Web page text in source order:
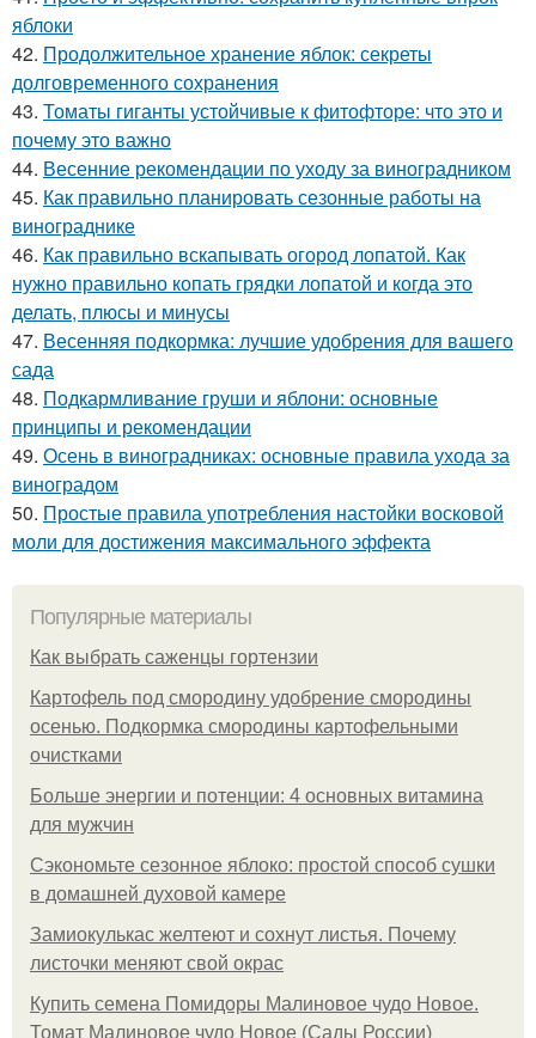
яблоки
42. Продолжительное хранение яблок: секреты
долговременного сохранения
43. Томаты гиганты устойчивые к фитофторе: что это и
почему это важно
44. Весенние рекомендации по уходу за виноградником
45. Как правильно планировать сезонные работы на
винограднике
46. Как правильно вскапывать огород лопатой. Как
нужно правильно копать грядки лопатой и когда это
делать, плюсы и минусы
47. Весенняя подкормка: лучшие удобрения для вашего
сада
48. Подкармливание груши и яблони: основные
принципы и рекомендации
49. Осень в виноградниках: основные правила ухода за
виноградом
50. Простые правила употребления настойки восковой
моли для достижения максимального эффекта
Популярные материалы
Как выбрать саженцы гортензии
Картофель под смородину удобрение смородины
осенью. Подкормка смородины картофельными
очистками
Больше энергии и потенции: 4 основных витамина
для мужчин
Сэкономьте сезонное яблоко: простой способ сушки
в домашней духовой камере
Замиокулькас желтеют и сохнут листья. Почему
листочки меняют свой окрас
Купить семена Помидоры Малиновое чудо Новое.
Томат Малиновое чудо Новое (Сады России)